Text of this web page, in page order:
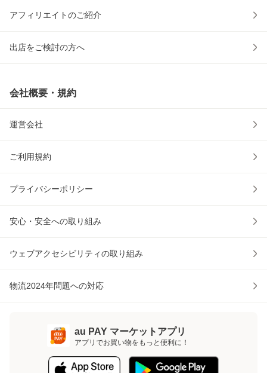
アフィリエイトのご紹介
出店をご検討の方へ
会社概要・規約
運営会社
ご利用規約
プライバシーポリシー
安心・安全への取り組み
ウェブアクセシビリティの取り組み
物流2024年問題への対応
au PAY マーケットアプリ
アプリでお買い物をもっと便利に！